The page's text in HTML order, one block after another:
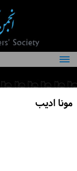
مونا ادیب